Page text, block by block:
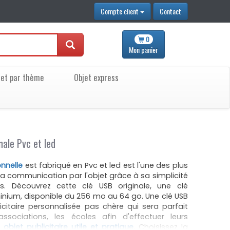
Compte client Contact
0
Monpanier
par thème
Objet express
Pvc et led
est fabriqué en Pvc et led est l'une des plus
communication par l'objet grâce à sa simplicité
Découvrez cette clé USB originale, une clé
disponible du 256 mo au 64 go. Une clé USB
personnalisée pas chère qui sera parfait
les écoles afin d'effectuer leurs
objet publicitaire utile et pratique . Choisissez la